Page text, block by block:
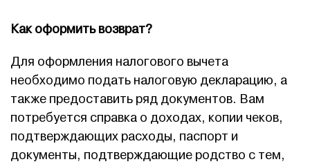
Как оформить возврат?
Для оформления налогового вычета
необходимо подать налоговую декларацию, а
также предоставить ряд документов. Вам
потребуется справка о доходах, копии чеков,
подтверждающих расходы, паспорт и
документы, подтверждающие родство с тем,